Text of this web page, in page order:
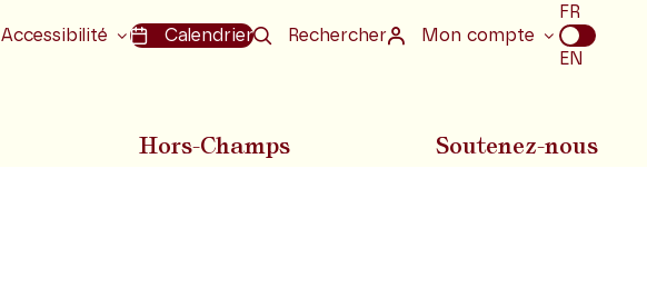
Accessibilité Calendrier Rechercher Mon compte
Choix
de
la
FR
EN
Hors-Champs Soutenez-nous